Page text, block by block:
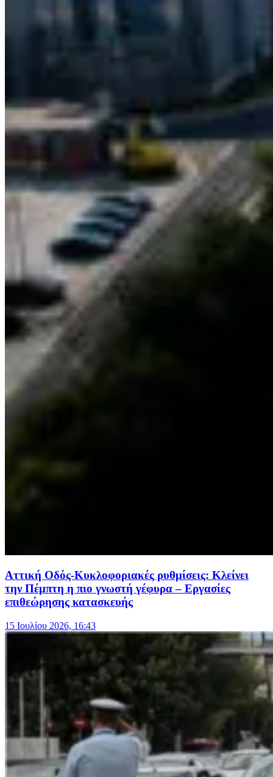
Αττική Οδός-Κυκλοφοριακές ρυθμίσεις: Kλείνει
την Πέμπτη η πιο γνωστή γέφυρα – Εργασίες
επιθεώρησης κατασκευής
15 Ιουλίου 2026, 16:43